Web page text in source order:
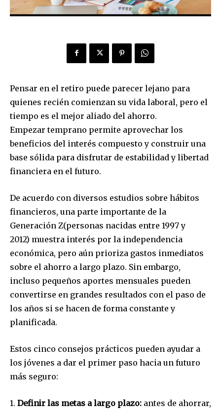
Pensar en el retiro puede parecer lejano para
quienes recién comienzan su vida laboral, pero el
tiempo es el mejor aliado del ahorro.
Empezar temprano permite aprovechar los
beneficios del interés compuesto y construir una
base sólida para disfrutar de estabilidad y libertad
financiera en el futuro.
De acuerdo con diversos estudios sobre hábitos
financieros, una parte importante de la
Generación Z(personas nacidas entre 1997 y
2012) muestra interés por la independencia
económica, pero aún prioriza gastos inmediatos
sobre el ahorro a largo plazo. Sin embargo,
incluso pequeños aportes mensuales pueden
convertirse en grandes resultados con el paso de
los años si se hacen de forma constante y
planificada.
Estos cinco consejos prácticos pueden ayudar a
los jóvenes a dar el primer paso hacia un futuro
más seguro:
1. Definir las metas a largo plazo: antes de ahorrar,